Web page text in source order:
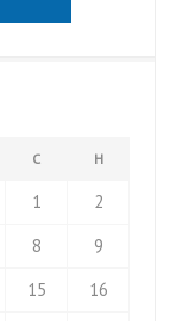
С Н
1
2
8
9
15
16